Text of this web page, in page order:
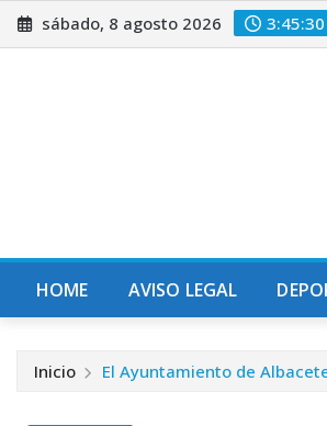
Saltar
al
sábado, 8 agosto 2026 3:45:31
HOME AVISO LEGAL
Inicio El Ayuntamiento de